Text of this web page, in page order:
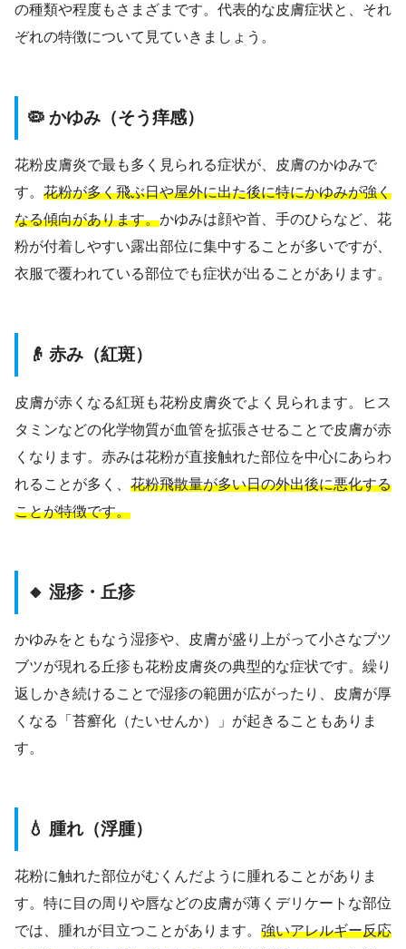
の種類や程度もさまざまです。代表的な皮膚症状と、それ
ぞれの特徴について見ていきましょう。
🦠 かゆみ（そう痒感）
花粉皮膚炎で最も多く見られる症状が、皮膚のかゆみで
す。 花粉が多く飛ぶ日や屋外に出た後に特にかゆみが強く
なる傾向があります。かゆみは顔や首、手のひらなど、花
粉が付着しやすい露出部位に集中することが多いですが、
衣服で覆われている部位でも症状が出ることがあります。
👴 赤み（紅斑）
皮膚が赤くなる紅斑も花粉皮膚炎でよく見られます。ヒス
タミンなどの化学物質が血管を拡張させることで皮膚が赤
くなります。赤みは花粉が直接触れた部位を中心にあらわ
れることが多く、 花粉飛散量が多い日の外出後に悪化する
ことが特徴です。
🔸 湿疹・丘疹
かゆみをともなう湿疹や、皮膚が盛り上がって小さなブツ
ブツが現れる丘疹も花粉皮膚炎の典型的な症状です。繰り
返しかき続けることで湿疹の範囲が広がったり、皮膚が厚
くなる「苔癬化（たいせんか）」が起きることもありま
す。
💧 腫れ（浮腫）
花粉に触れた部位がむくんだように腫れることがありま
す。特に目の周りや唇などの皮膚が薄くデリケートな部位
では、腫れが目立つことがあります。 強いアレルギー反応